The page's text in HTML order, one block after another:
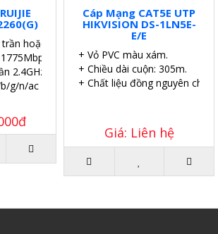
hoặc gắn tường.
2.4GHz và 5GHz.
g/n/ac Wave1/Wave2, MU-MIMO.
Cáp Mạng CAT5E UTP
HIKVISION DS-1LN5E-
E/E
+ Vỏ PVC màu xám.
+ Chiều dài cuộn: 305m.
+ Chất liệu đồng nguyên chất.
Giá: Liên hệ